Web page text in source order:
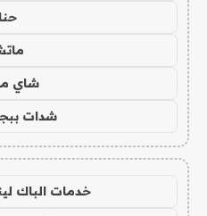
حنا
شاي
شدات
خدمات الباك